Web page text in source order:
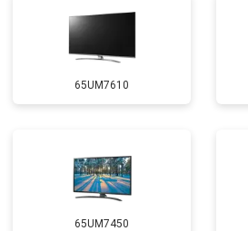
65UM7610
65UM7450